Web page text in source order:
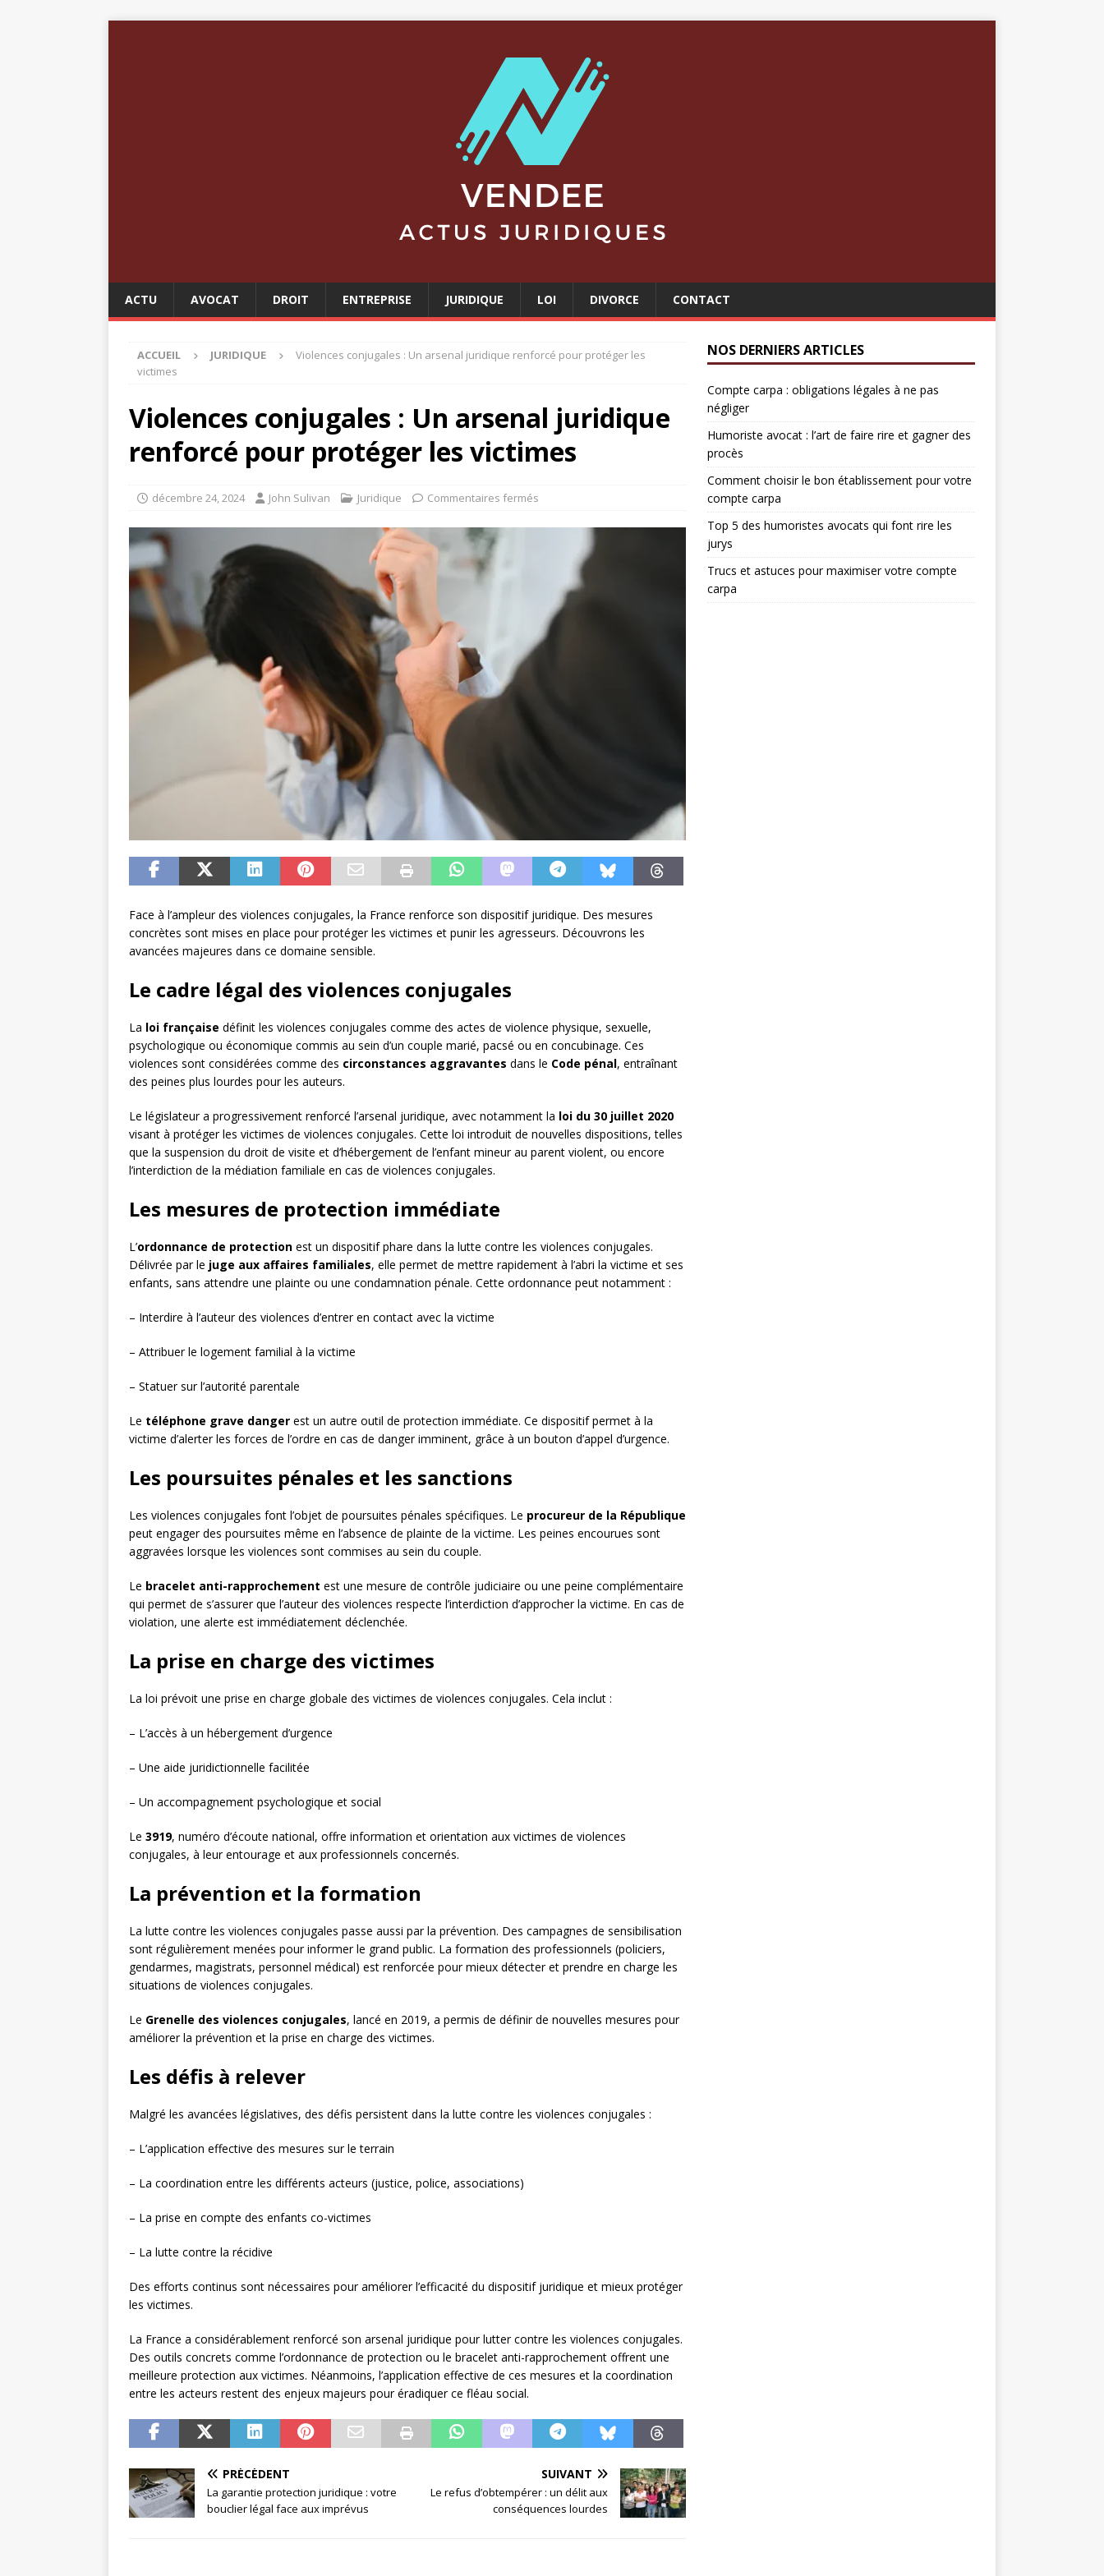
ACTU AVOCAT DROIT ENTREPRISE JURIDIQUE LOI DIVORCE CONTACT
ACCUEIL JURIDIQUE
Violences conjugales : Un arsenal juridique renforcé pour protéger les
victimes
Violences conjugales : Un arsenal juridique
renforcé pour protéger les victimes
décembre 24, 2024 John Sulivan Juridique Commentaires fermés
Face à l’ampleur des violences conjugales, la France renforce son dispositif juridique. Des mesures
concrètes sont mises en place pour protéger les victimes et punir les agresseurs. Découvrons les
avancées majeures dans ce domaine sensible.
Le cadre légal des violences conjugales
La loi française définit les violences conjugales comme des actes de violence physique, sexuelle,
psychologique ou économique commis au sein d’un couple marié, pacsé ou en concubinage. Ces
violences sont considérées comme des circonstances aggravantes dans le Code pénal, entraînant
des peines plus lourdes pour les auteurs.
Le législateur a progressivement renforcé l’arsenal juridique, avec notamment la loi du 30 juillet 2020
visant à protéger les victimes de violences conjugales. Cette loi introduit de nouvelles dispositions, telles
que la suspension du droit de visite et d’hébergement de l’enfant mineur au parent violent, ou encore
l’interdiction de la médiation familiale en cas de violences conjugales.
Les mesures de protection immédiate
L’ordonnance de protection est un dispositif phare dans la lutte contre les violences conjugales.
Délivrée par le juge aux affaires familiales, elle permet de mettre rapidement à l’abri la victime et ses
enfants, sans attendre une plainte ou une condamnation pénale. Cette ordonnance peut notamment :
– Interdire à l’auteur des violences d’entrer en contact avec la victime
– Attribuer le logement familial à la victime
– Statuer sur l’autorité parentale
Le téléphone grave danger est un autre outil de protection immédiate. Ce dispositif permet à la
victime d’alerter les forces de l’ordre en cas de danger imminent, grâce à un bouton d’appel d’urgence.
Les poursuites pénales et les sanctions
Les violences conjugales font l’objet de poursuites pénales spécifiques. Le procureur de la République
peut engager des poursuites même en l’absence de plainte de la victime. Les peines encourues sont
aggravées lorsque les violences sont commises au sein du couple.
Le bracelet anti-rapprochement est une mesure de contrôle judiciaire ou une peine complémentaire
qui permet de s’assurer que l’auteur des violences respecte l’interdiction d’approcher la victime. En cas de
violation, une alerte est immédiatement déclenchée.
La prise en charge des victimes
La loi prévoit une prise en charge globale des victimes de violences conjugales. Cela inclut :
– L’accès à un hébergement d’urgence
– Une aide juridictionnelle facilitée
– Un accompagnement psychologique et social
Le 3919, numéro d’écoute national, offre information et orientation aux victimes de violences
conjugales, à leur entourage et aux professionnels concernés.
La prévention et la formation
La lutte contre les violences conjugales passe aussi par la prévention. Des campagnes de sensibilisation
sont régulièrement menées pour informer le grand public. La formation des professionnels (policiers,
gendarmes, magistrats, personnel médical) est renforcée pour mieux détecter et prendre en charge les
situations de violences conjugales.
Le Grenelle des violences conjugales, lancé en 2019, a permis de définir de nouvelles mesures pour
améliorer la prévention et la prise en charge des victimes.
Les défis à relever
Malgré les avancées législatives, des défis persistent dans la lutte contre les violences conjugales :
– L’application effective des mesures sur le terrain
– La coordination entre les différents acteurs (justice, police, associations)
– La prise en compte des enfants co-victimes
– La lutte contre la récidive
Des efforts continus sont nécessaires pour améliorer l’efficacité du dispositif juridique et mieux protéger
les victimes.
La France a considérablement renforcé son arsenal juridique pour lutter contre les violences conjugales.
Des outils concrets comme l’ordonnance de protection ou le bracelet anti-rapprochement offrent une
meilleure protection aux victimes. Néanmoins, l’application effective de ces mesures et la coordination
entre les acteurs restent des enjeux majeurs pour éradiquer ce fléau social.
PRÉCÉDENT
La garantie protection juridique : votre
bouclier légal face aux imprévus
SUIVANT
Le refus d’obtempérer : un délit aux
conséquences lourdes
NOS DERNIERS ARTICLES
Compte carpa : obligations légales à ne pas
négliger
Humoriste avocat : l’art de faire rire et gagner des
procès
Comment choisir le bon établissement pour votre
compte carpa
Top 5 des humoristes avocats qui font rire les
jurys
Trucs et astuces pour maximiser votre compte
carpa